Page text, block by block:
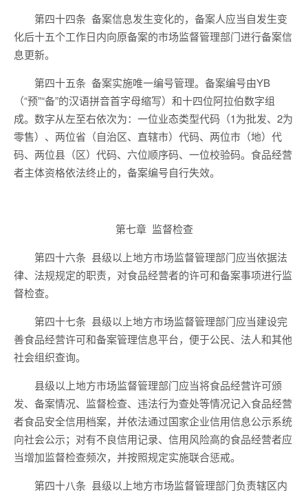
第四十四条 备案信息发生变化的，备案人应当自发生变
化后十五个工作日内向原备案的市场监督管理部门进行备案信
息更新。
第四十五条 备案实施唯一编号管理。备案编号由YB
（“预”“备”的汉语拼音首字母缩写）和十四位阿拉伯数字组
成。数字从左至右依次为：一位业态类型代码（1为批发、2为
零售）、两位省（自治区、直辖市）代码、两位市（地）代
码、两位县（区）代码、六位顺序码、一位校验码。食品经营
者主体资格依法终止的，备案编号自行失效。
第七章 监督检查
第四十六条 县级以上地方市场监督管理部门应当依据法
律、 法规规定的职责，对食品经营者的许可和备案事项进行监
督检查。
第四十七条 县级以上地方市场监督管理部门应当建设完
善食品经营许可和备案管理信息平台，便于公民、法人和其他
社会组织查询。
县级以上地方市场监督管理部门应当将食品经营许可颁
发、 备案情况、 监督检查、违法行为查处等情况记入食品经营
者食品安全信用档案，并依法通过国家企业信用信息公示系统
向社会公示；对有不良信用记录、信用风险高的食品经营者应
当增加监督检查频次， 并按照规定实施联合惩戒。
第四十八条 县级以上地方市场监督管理部门负责辖区内